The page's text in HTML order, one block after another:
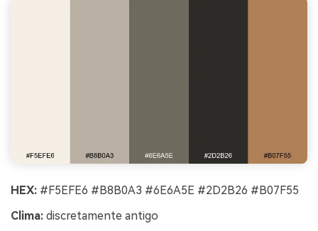
HEX: #F5EFE6 #B8B0A3 #6E6A5E #2D2B26 #B07F55
Clima: discretamente antigo